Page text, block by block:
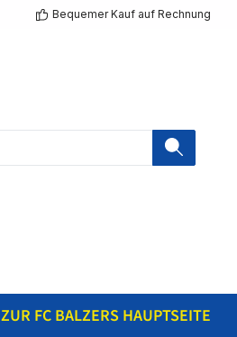
Bequemer Kauf auf Rechnung
ZUR FC BALZERS HAUPTSEITE